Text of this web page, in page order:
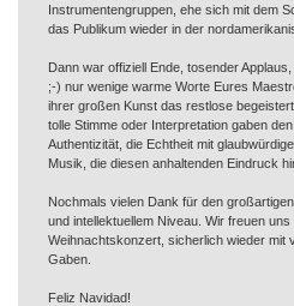
Instrumentengruppen, ehe sich mit dem
das Publikum wieder in der
Dann war offiziell Ende, tosender
;-) nur wenige warme Worte Eures
ihrer großen Kunst das restlose
tolle Stimme oder Interpretation gaben
Authentizität, die Echtheit mit
Musik, die diesen anhaltenden Eindruck
Nochmals vielen Dank für den
und intellektuellem Niveau. Wir freuen
Weihnachtskonzert, sicherlich wieder mit
Gaben.
Feliz Navidad!